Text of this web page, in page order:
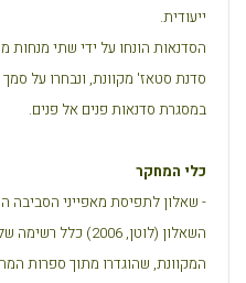
ייעודית.
הסדנאות הונחו על ידי שתי מנחות
סדנת סטאז' מקוונת, ונבחרו על סמך
במסגרת סדנאות פנים אל פנים.
כלי המחקר
- שאלון לתפיסת מאפייני הסביבה